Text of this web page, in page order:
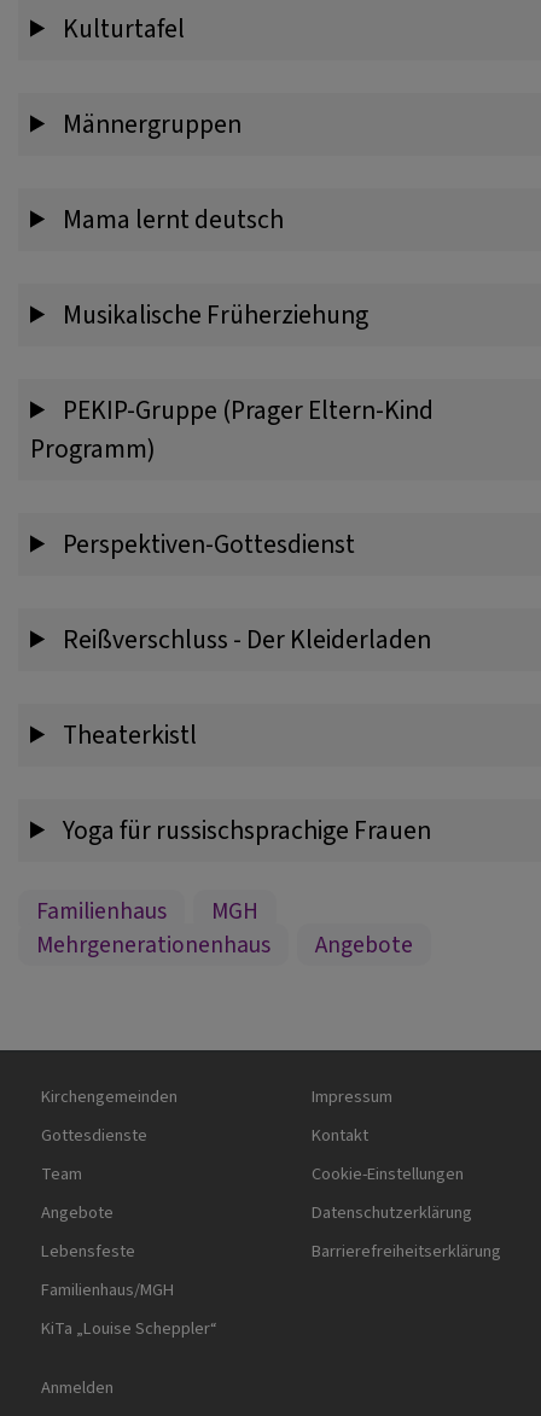
Kulturtafel
Männergruppen
Mama lernt deutsch
Musikalische Früherziehung
PEKIP-Gruppe (Prager Eltern-Kind
Programm)
Perspektiven-Gottesdienst
Reißverschluss - Der Kleiderladen
Theaterkistl
Yoga für russischsprachige Frauen
Familienhaus
MGH
Mehrgenerationenhaus
Angebote
Hauptnavigation
Kirchengemeinden
Gottesdienste
Team
Angebote
Lebensfeste
Familienhaus/MGH
KiTa „Louise Scheppler“
Fußbereichsmenü
Impressum
Kontakt
Cookie-Einstellungen
Datenschutzerklärung
Barrierefreiheitserklärung
Benutzermenü
Anmelden